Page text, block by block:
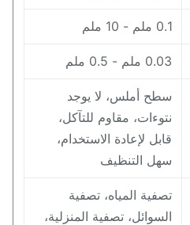
0.03 ملم - 0.5 ملم
سطح أملس، لا يوجد
نتوءات، مقاوم للتآكل،
قابل لإعادة الاستخدام،
سهل التنظيف
تصفية المياه، تصفية
السوائل، تصفية المنزلية،